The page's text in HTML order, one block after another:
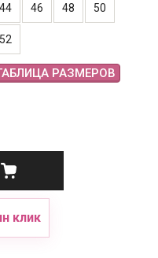
44 46 48 50
52
РАЗМЕРОВ
клик